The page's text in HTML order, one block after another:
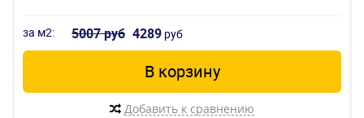
за м2: 5007 руб 4289 руб
В корзину
Добавить к сравнению